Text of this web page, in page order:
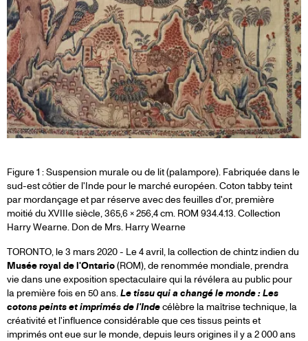
Figure 1 : Suspension murale ou de lit (palampore). Fabriquée dans le
sud-est côtier de l'Inde pour le marché européen. Coton tabby teint
par mordançage et par réserve avec des feuilles d'or, première
moitié du XVIIIe siècle, 365,6 × 256,4 cm. ROM 934.4.13. Collection
Harry Wearne. Don de Mrs. Harry Wearne
TORONTO, le 3 mars 2020 - Le 4 avril, la collection de chintz indien du
Musée royal de l'Ontario(ROM), de renommée mondiale, prendra
vie dans une exposition spectaculaire qui la révélera au public pour
la première fois en 50 ans.Le tissu qui a changé le monde : Les
cotons peints et imprimés de l'Indecélèbre la maîtrise technique, la
créativité et l'influence considérable que ces tissus peints et
imprimés ont eue sur le monde, depuis leurs origines il y a 2 000 ans